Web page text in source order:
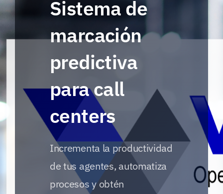
Sistema de
marcación
predictiva
para call
centers
Incrementa la productividad
de tus agentes, automatiza
procesos y obtén